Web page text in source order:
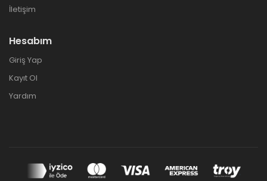
İletişim
Hesabım
Giriş Yap
Kayıt Ol
Yardım